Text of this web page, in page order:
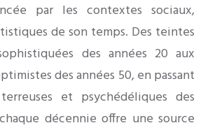
par les contextes sociaux,
de son temps. Des teintes
des années 20 aux
des années 50, en passant
et psychédéliques des
décennie offre une source